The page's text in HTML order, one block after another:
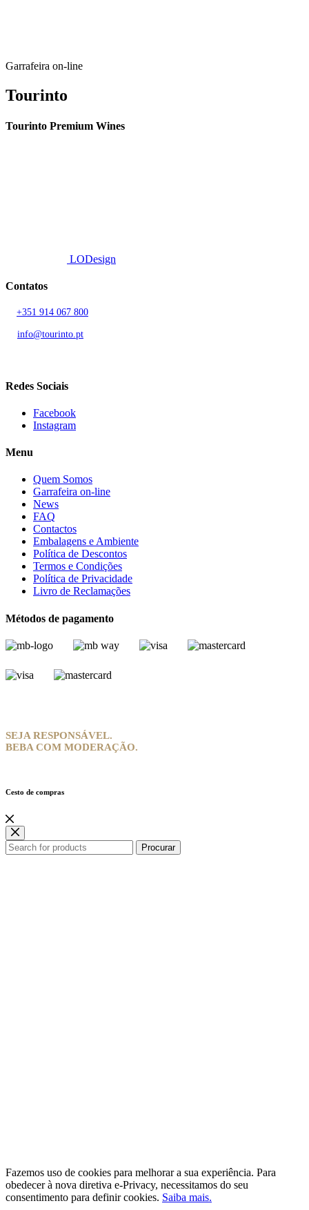
Garrafeira on-line
Tourinto
Tourinto Premium Wines
LODesign
Contatos
+351 914 067 800
info@tourinto.pt
Redes Sociais
Facebook
Instagram
Menu
Quem Somos
Garrafeira on-line
News
FAQ
Contactos
Embalagens e Ambiente
Política de Descontos
Termos e Condições
Política de Privacidade
Livro de Reclamações
Métodos de pagamento
SEJA RESPONSÁVEL.
BEBA COM MODERAÇÃO.
Cesto de compras
Procurar
Fazemos uso de cookies para melhorar a sua experiência. Para
obedecer à nova diretiva e-Privacy, necessitamos do seu
consentimento para definir cookies. Saiba mais.